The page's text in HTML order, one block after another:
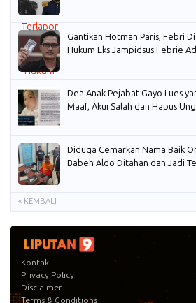
Gantikan Hotman Paris, Febri
Hukum Eks Jampidsus Febrie
Dea Anak Pejabat Gayo Lues
Maaf, Akui Salah dan Hapus
Diduga Cemarkan Nama Baik
Babeh Aldo Ditahan dan Jadi
« KEMBALI
Kontak
Privacy Policy
Disclaimer
Terms & Conditions